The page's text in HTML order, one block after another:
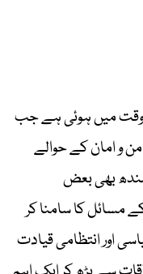
وقت میں ہوئی ہے جب
و امان کے حوالے
بھی بعض
مسائل کا سامنا کر
اور انتظامی قیادت